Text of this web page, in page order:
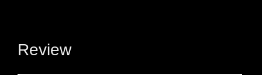
Review